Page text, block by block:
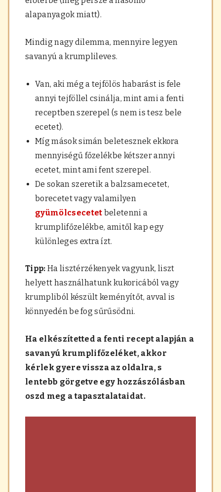
alapanyagok miatt).
Mindig nagy dilemma, mennyire legyen
savanyú a krumplileves.
Van, aki még a tejfölös habarást is fele
annyi tejföllel csinálja, mint ami a fenti
receptben szerepel (s nem is tesz bele
ecetet).
Míg mások simán beletesznek ekkora
mennyiségű főzelékbe kétszer annyi
ecetet, mint ami fent szerepel.
De sokan szeretik a balzsamecetet,
borecetet vagy valamilyen
gyümölcsecetet beletenni a
krumplifőzelékbe, amitől kap egy
különleges extra ízt.
Tipp: Ha lisztérzékenyek vagyunk, liszt
helyett használhatunk kukoricából vagy
krumpliból készült keményítőt, avval is
könnyedén be fog sűrűsödni.
Ha elkészítetted a fenti recept alapján a
savanyú krumplifőzeléket, akkor
kérlek gyere vissza az oldalra, s
lentebb görgetve egy hozzászólásban
oszd meg a tapasztalataidat.